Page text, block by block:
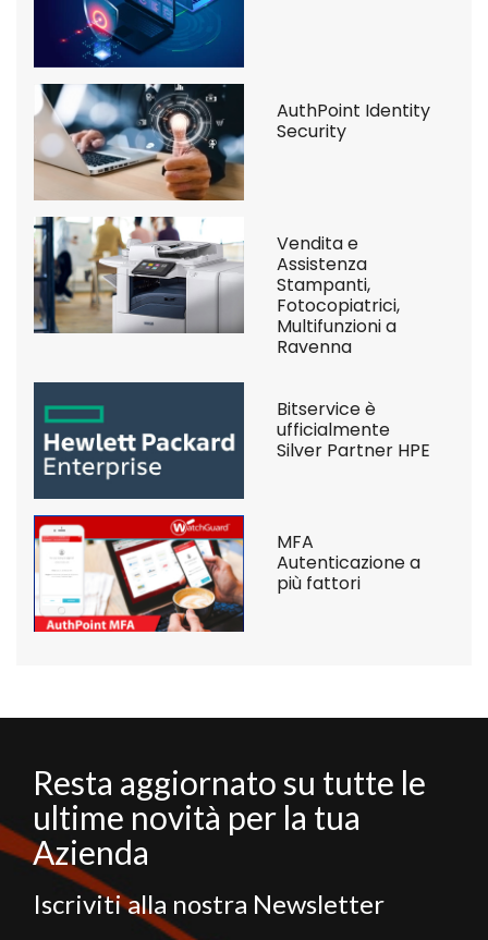
AuthPoint Identity
Security
Vendita e
Assistenza
Stampanti,
Fotocopiatrici,
Multifunzioni a
Ravenna
Bitservice è
ufficialmente
Silver Partner HPE
MFA
Autenticazione a
più fattori
Resta aggiornato su tutte le
ultime novità per la tua
Azienda
Iscriviti alla nostra Newsletter